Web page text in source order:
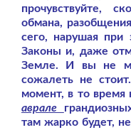
прочувствуйте,
обмана,
сего, нарушая
Законы и, даже
Земле. И вы не
сожалеть не
момент, в то время
аврале
там жарко будет,